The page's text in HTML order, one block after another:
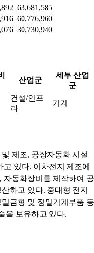
63,681,585
60,776,960
30,730,940
산업군
세부 산업
군
건설/인프
라
기계
제조, 공장자동화 시설
있다. 이차전지 제조에
자동화장비를 제작하여 공
하고 있다. 중대형 전지
금형 및 정밀기계부품 등
을 보유하고 있다.